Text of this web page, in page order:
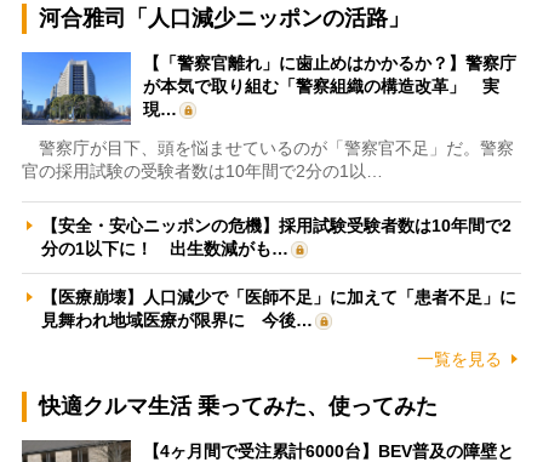
河合雅司「人口減少ニッポンの活路」
【「警察官離れ」に歯止めはかかるか？】警察庁
が本気で取り組む「警察組織の構造改革」 実
現…
警察庁が目下、頭を悩ませているのが「警察官不足」だ。警察
官の採用試験の受験者数は10年間で2分の1以…
【安全・安心ニッポンの危機】採用試験受験者数は10年間で2
分の1以下に！ 出生数減がも…
【医療崩壊】人口減少で「医師不足」に加えて「患者不足」に
見舞われ地域医療が限界に 今後…
一覧を見る
快適クルマ生活 乗ってみた、使ってみた
【4ヶ月間で受注累計6000台】BEV普及の障壁と